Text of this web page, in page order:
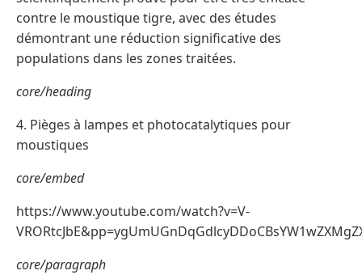
contre le moustique tigre, avec des études
démontrant une réduction significative des
populations dans les zones traitées.
core/heading
4. Pièges à lampes et photocatalytiques pour
moustiques
core/embed
https://www.youtube.com/watch?v=V-
core/paragraph